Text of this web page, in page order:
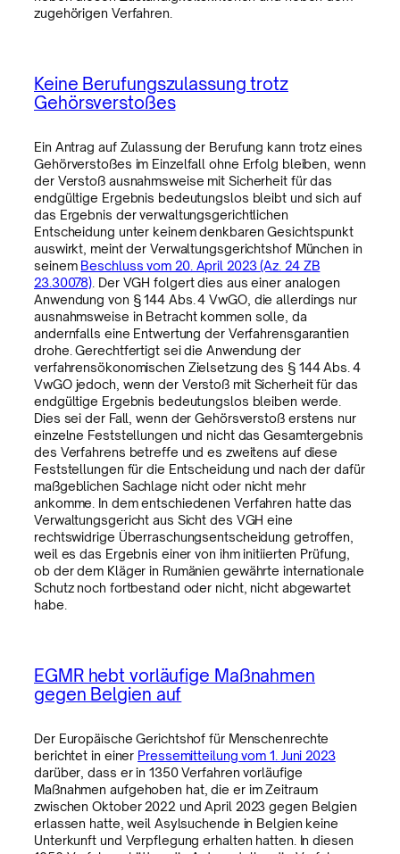
zugehörigen Verfahren.
Keine Berufungszulassung trotz
Gehörsverstoßes
Ein Antrag auf Zulassung der Berufung kann trotz eines
Gehörverstoßes im Einzelfall ohne Erfolg bleiben, wenn
der Verstoß ausnahmsweise mit Sicherheit für das
endgültige Ergebnis bedeutungslos bleibt und sich auf
das Ergebnis der verwaltungsgerichtlichen
Entscheidung unter keinem denkbaren Gesichtspunkt
auswirkt, meint der Verwaltungsgerichtshof München in
seinem Beschluss vom 20. April 2023 (Az. 24 ZB
23.30078) . Der VGH folgert dies aus einer analogen
Anwendung von § 144 Abs. 4 VwGO, die allerdings nur
ausnahmsweise in Betracht kommen solle, da
andernfalls eine Entwertung der Verfahrensgarantien
drohe. Gerechtfertigt sei die Anwendung der
verfahrensökonomischen Zielsetzung des § 144 Abs. 4
VwGO jedoch, wenn der Verstoß mit Sicherheit für das
endgültige Ergebnis bedeutungslos bleiben werde.
Dies sei der Fall, wenn der Gehörsverstoß erstens nur
einzelne Feststellungen und nicht das Gesamtergebnis
des Verfahrens betreffe und es zweitens auf diese
Feststellungen für die Entscheidung und nach der dafür
maßgeblichen Sachlage nicht oder nicht mehr
ankomme. In dem entschiedenen Verfahren hatte das
Verwaltungsgericht aus Sicht des VGH eine
rechtswidrige Überraschungsentscheidung getroffen,
weil es das Ergebnis einer von ihm initiierten Prüfung,
ob der dem Kläger in Rumänien gewährte internationale
Schutz noch fortbestand oder nicht, nicht abgewartet
habe.
EGMR hebt vorläufige Maßnahmen
gegen Belgien auf
Der Europäische Gerichtshof für Menschenrechte
berichtet in einer Pressemitteilung vom 1. Juni 2023
darüber, dass er in 1350 Verfahren vorläufige
Maßnahmen aufgehoben hat, die er im Zeitraum
zwischen Oktober 2022 und April 2023 gegen Belgien
erlassen hatte, weil Asylsuchende in Belgien keine
Unterkunft und Verpflegung erhalten hatten. In diesen